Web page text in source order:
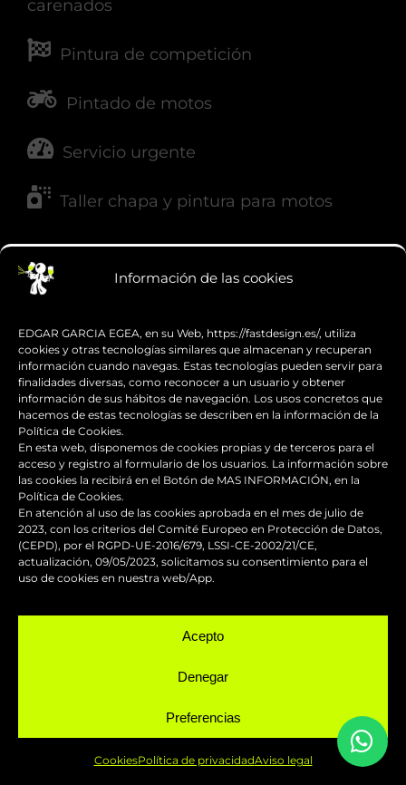
Información de las cookies
EDGAR GARCIA EGEA, en su Web, https://fastdesign.es/, utiliza
cookies y otras tecnologías similares que almacenan y recuperan
información cuando navegas. Estas tecnologías pueden servir para
finalidades diversas, como reconocer a un usuario y obtener
información de sus hábitos de navegación. Los usos concretos que
hacemos de estas tecnologías se describen en la información de la
Política de Cookies.
En esta web, disponemos de cookies propias y de terceros para el
acceso y registro al formulario de los usuarios. La información sobre
las cookies la recibirá en el Botón de MAS INFORMACIÓN, en la
Política de Cookies.
En atención al uso de las cookies aprobada en el mes de julio de
2023, con los criterios del Comité Europeo en Protección de Datos,
(CEPD), por el RGPD-UE-2016/679, LSSI-CE-2002/21/CE,
actualización, 09/05/2023, solicitamos su consentimiento para el
uso de cookies en nuestra web/App.
Acepto
Denegar
Preferencias
CookiesPolítica de privacidadAviso legal
carenados
Pintura de competición
Pintado de motos
Servicio urgente
Taller chapa y pintura para motos
NUESTRAS REDES
BLOG
Los accesorios de moto personalizados
que transforman el diseño
moto tras una caída
¿Qué es y para qué sirve el carenado de